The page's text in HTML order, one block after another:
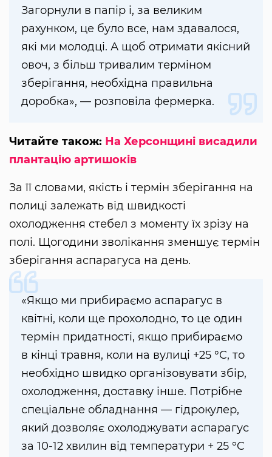
Загорнули в папір і, за великим
рахунком, це було все, нам здавалося,
які ми молодці. А щоб отримати якісний
овоч, з більш тривалим терміном
зберігання, необхідна правильна
доробка», — розповіла фермерка.
Читайте також: На Херсонщині висадили
плантацію артишоків
За її словами, якість і термін зберігання на
полиці залежать від швидкості
охолодження стебел з моменту їх зрізу на
полі. Щогодини зволікання зменшує термін
зберігання аспарагуса на день.
«Якщо ми прибираємо аспарагус в
квітні, коли ще прохолодно, то це один
термін придатності, якщо прибираємо
в кінці травня, коли на вулиці +25 °C, то
необхідно швидко організовувати збір,
охолодження, доставку інше. Потрібне
спеціальне обладнання — гідрокулер,
який дозволяє охолоджувати аспарагус
за 10-12 хвилин від температури + 25 °C